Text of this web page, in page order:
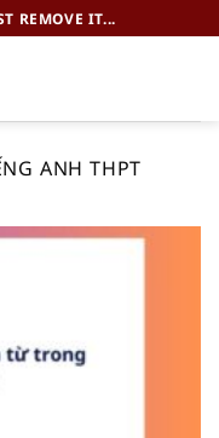
REMOVE IT...
ANH THPT